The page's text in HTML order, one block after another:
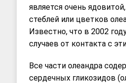
является очень
стеблей или цветков
Известно, что в 2002
случаев от контакта с
Все части олеандра
сердечных гликозидов